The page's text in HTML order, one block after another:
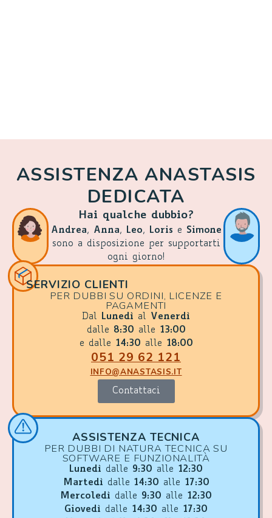
ASSISTENZA ANASTASIS
DEDICATA
Hai qualche dubbio?
Andrea, Anna, Leo, Loris e Simone
sono a disposizione per supportarti
ogni giorno!
SERVIZIO CLIENTI
PER DUBBI SU ORDINI, LICENZE E
PAGAMENTI
Dal Lunedì al
Venerdì
dalle 8:30 alle
13:00
e dalle
14:30 alle 18:00
051 29 62 121
INFO@ANASTASIS.IT
Contattaci
ASSISTENZA TECNICA
PER DUBBI DI NATURA TECNICA SU
SOFTWARE E FUNZIONALITÀ
Lunedì dalle 9:30 alle
12:30
Martedì dalle 14:30 alle
17:30
Mercoledì dalle 9:30 alle
12:30
Giovedì dalle 14:30 alle
17:30